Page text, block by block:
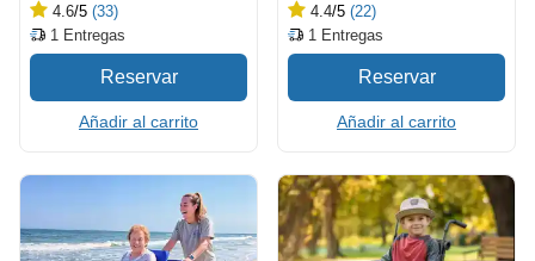
4.6/5 (33)
1 Entregas
Añadir al carrito
4.4/5 (22)
1 Entregas
Añadir al carrito